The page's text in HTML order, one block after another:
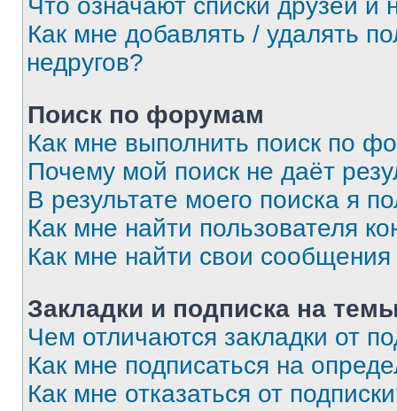
Что означают списки друзей и
Как мне добавлять / удалять
недругов?
Поиск по форумам
Как мне выполнить поиск по
Почему мой поиск не даёт
В результате моего поиска я
Как мне найти пользователя
Как мне найти свои
Закладки и подписка на
Чем отличаются закладки от
Как мне подписаться на
Как мне отказаться от